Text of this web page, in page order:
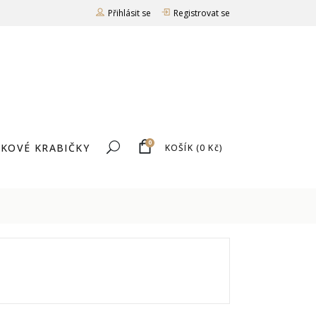
Přihlásit se Registrovat se
KRABIČKY 0 KOŠÍK (0Kč)